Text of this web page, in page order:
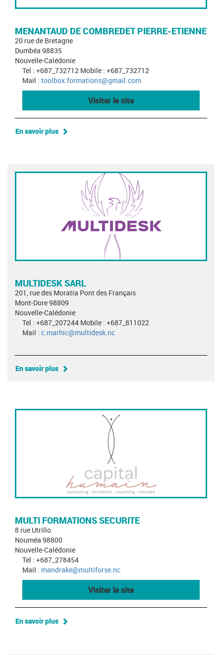
MENANTAUD DE COMBREDET PIERRE-ETIENNE
20 rue de Bretagne
Dumbéa 98835
Nouvelle-Calédonie
Tel : +687_732712 Mobile : +687_732712
Mail : toolbox.formations@gmail.com
Visiter le site
En savoir plus
MULTIDESK SARL
201, rue des Moratia Pont des Français
Mont-Dore 98809
Nouvelle-Calédonie
Tel : +687_207244 Mobile : +687_811022
Mail : c.marhic@multidesk.nc
En savoir plus
MULTI FORMATIONS SECURITE
8 rue Utrillo
Nouméa 98800
Nouvelle-Calédonie
Tel : +687_278454
Mail : mandrake@multiforse.nc
Visiter le site
En savoir plus